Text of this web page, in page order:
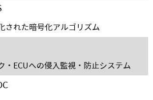
された暗号化アルゴリズム
・ECUへの侵入監視・防止システム